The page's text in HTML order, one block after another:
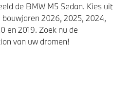
de BMW M5 Sedan. Kies uit
2026, 2025, 2024,
en 2019. Zoek nu de
van uw dromen!